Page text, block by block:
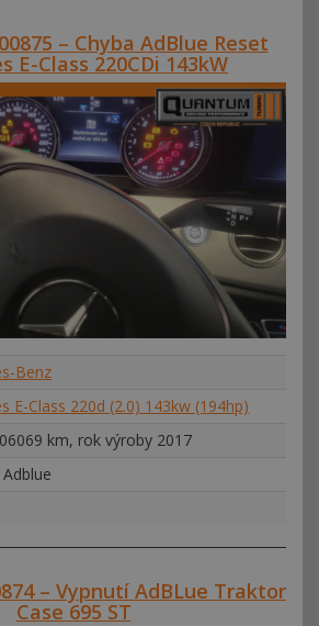
– Chyba AdBlue Reset
E-Class 220CDi 143kW
Benz
E-Class 220d (2.0) 143kw (194hp)
km, rok výroby 2017
– Vypnutí AdBLue Traktor
Case 695 ST